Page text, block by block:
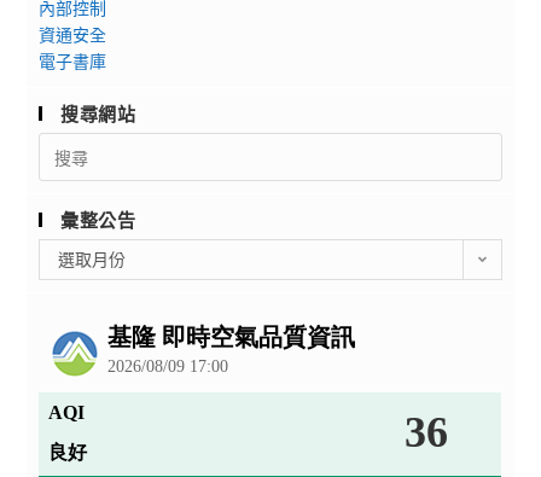
內部控制
資通安全
電子書庫
搜尋網站
Search
for:
彙整公告
整
選取月份